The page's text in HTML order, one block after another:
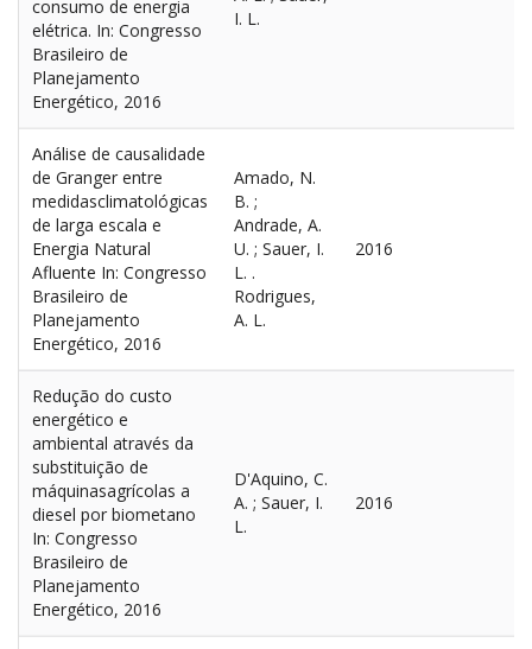
consumo de energia
elétrica. In: Congresso
Brasileiro de
Planejamento
Energético, 2016
I. L.
Análise de causalidade
de Granger entre
medidasclimatológicas
de larga escala e
Energia Natural
Afluente In: Congresso
Brasileiro de
Planejamento
Energético, 2016
Amado, N.
B. ;
Andrade, A.
U. ; Sauer, I.
L. .
Rodrigues,
A. L.
2016
Redução do custo
energético e
ambiental através da
substituição de
máquinasagrícolas a
diesel por biometano
In: Congresso
Brasileiro de
Planejamento
Energético, 2016
D'Aquino, C.
A. ; Sauer, I.
L.
2016